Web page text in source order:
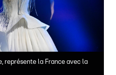
représente la France avec la